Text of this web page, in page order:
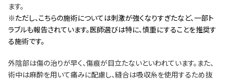
ます。
※ただし、こちらの施術については刺激が強くなりすぎたなど、一部ト
ラブルも報告されています。医師選びは特に、慎重にすることを推奨す
る施術です。
外陰部は傷の治りが早く、傷痕が目立たないといわれています。また、
術中は麻酔を用いて痛みに配慮し、縫合は吸収糸を使用するため抜